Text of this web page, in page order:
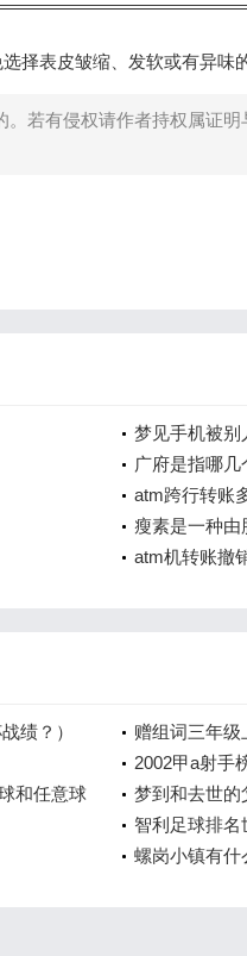
择表皮皱缩、发软或有异味
若有侵权请作者持权属证
梦见手机被别
广府是指哪几
atm跨行转账
瘦素是一种由
atm机转账撤
绩？）
赠组词三年级
2002甲a射手
和任意球
梦到和去世的
智利足球排名
螺岗小镇有什